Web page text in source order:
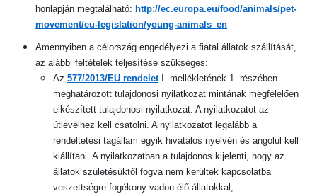
honlapján megtalálható: http://ec.europa.eu/food/animals/pet-
movement/eu-legislation/young-animals_en
Amennyiben a célország engedélyezi a fiatal állatok szállítását,
az alábbi feltételek teljesítése szükséges:
Az 577/2013/EU rendelet I. mellékletének 1. részében
meghatározott tulajdonosi nyilatkozat mintának megfelelően
elkészített tulajdonosi nyilatkozat. A nyilatkozatot az
útlevélhez kell csatolni. A nyilatkozatot legalább a
rendeltetési tagállam egyik hivatalos nyelvén és angolul kell
kiállítani. A nyilatkozatban a tulajdonos kijelenti, hogy az
állatok születésüktől fogva nem kerültek kapcsolatba
veszettségre fogékony vadon élő állatokkal,